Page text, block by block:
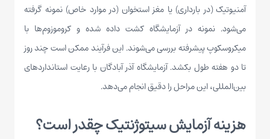
آمنیوتیک (در بارداری) یا مغز استخوان (در موارد خاص) نمونه گرفته
می‌شود. نمونه در آزمایشگاه کشت داده شده و کروموزوم‌ها با
میکروسکوپ پیشرفته بررسی می‌شوند. این فرآیند ممکن است چند روز
تا دو هفته طول بکشد. آزمایشگاه آذر آبادگان با رعایت استانداردهای
بین‌المللی، این مراحل را دقیق انجام می‌دهد.
هزینه آزمایش سیتوژنتیک چقدر است؟